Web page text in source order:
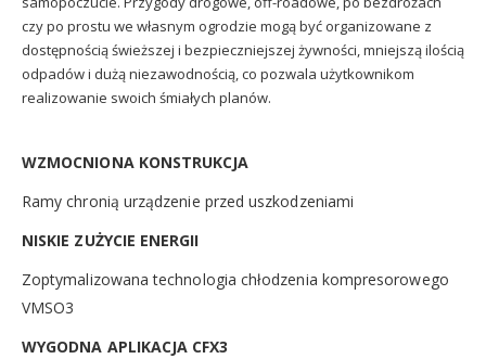
czy po prostu we własnym ogrodzie mogą być organizowane z
dostępnością świeższej i bezpieczniejszej żywności, mniejszą ilością
odpadów i dużą niezawodnością, co pozwala użytkownikom
realizowanie swoich śmiałych planów.
WZMOCNIONA KONSTRUKCJA
Ramy chronią urządzenie przed uszkodzeniami
NISKIE ZUŻYCIE ENERGII
Zoptymalizowana technologia chłodzenia kompresorowego
VMSO3
WYGODNA APLIKACJA CFX3